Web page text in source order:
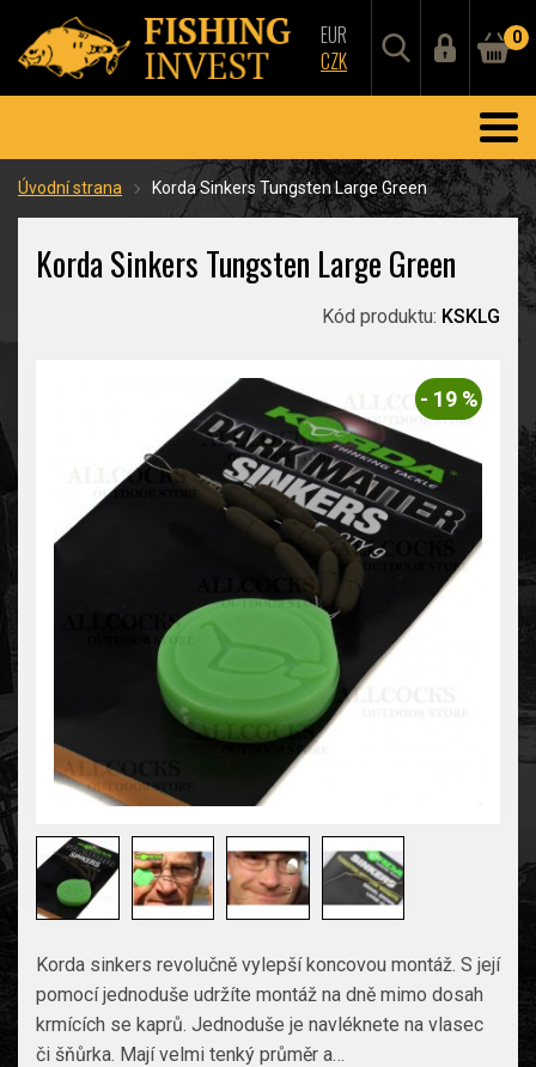
EUR
CZK
0
Úvodní strana Korda Sinkers Tungsten Large Green
Korda Sinkers Tungsten Large Green
Kód produktu: KSKLG
- 19 %
Korda sinkers revolučně vylepší koncovou montáž. S její
pomocí jednoduše udržíte montáž na dně mimo dosah
krmících se kaprů. Jednoduše je navléknete na vlasec
či šňůrka. Mají velmi tenký průměr a…